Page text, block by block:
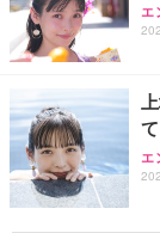
エ
エ